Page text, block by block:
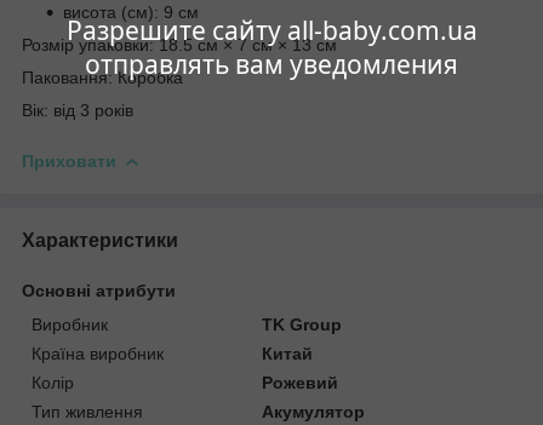
Разрешите сайту all-baby.com.ua
отправлять вам уведомления
висота (см): 9 см
Розмір упаковки: 18.5 см × 7 см × 13 см
Паковання: Коробка
Вік: від 3 років
Приховати
Характеристики
Основні атрибути
Виробник
TK Group
Країна виробник
Китай
Колір
Рожевий
Тип живлення
Акумулятор